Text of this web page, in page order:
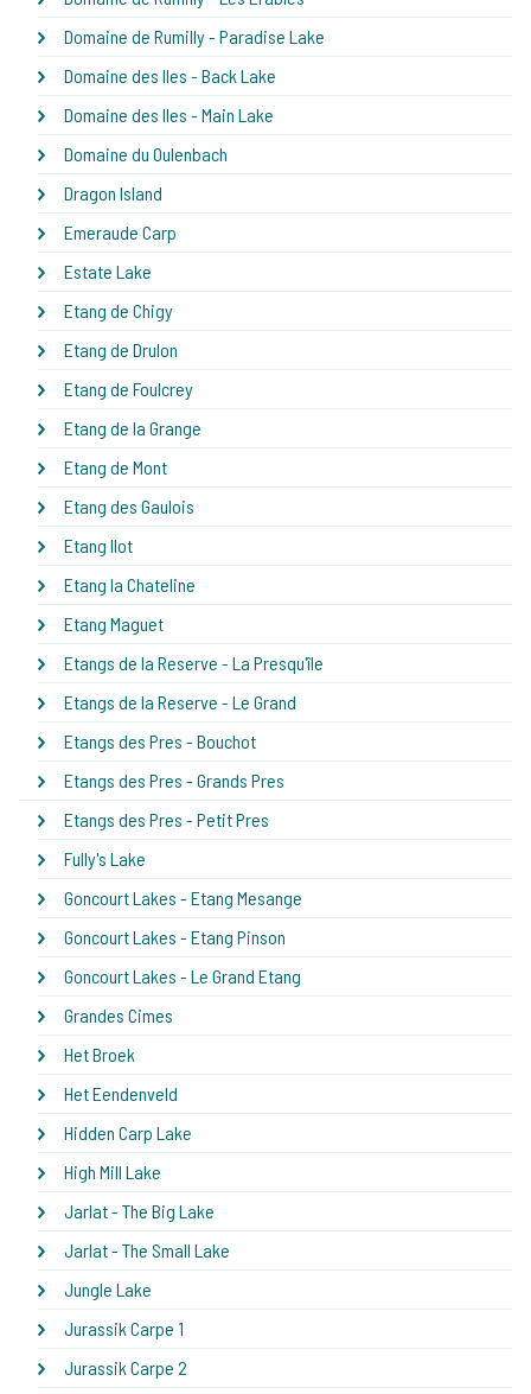
Domaine de Rumilly - Paradise Lake
Domaine des Iles - Back Lake
Domaine des Iles - Main Lake
Domaine du Oulenbach
Dragon Island
Emeraude Carp
Estate Lake
Etang de Chigy
Etang de Drulon
Etang de Foulcrey
Etang de la Grange
Etang de Mont
Etang des Gaulois
Etang Ilot
Etang la Chateline
Etang Maguet
Etangs de la Reserve - La Presqu'île
Etangs de la Reserve - Le Grand
Etangs des Pres - Bouchot
Etangs des Pres - Grands Pres
Etangs des Pres - Petit Pres
Fully's Lake
Goncourt Lakes - Etang Mesange
Goncourt Lakes - Etang Pinson
Goncourt Lakes - Le Grand Etang
Grandes Cimes
Het Broek
Het Eendenveld
Hidden Carp Lake
High Mill Lake
Jarlat - The Big Lake
Jarlat - The Small Lake
Jungle Lake
Jurassik Carpe 1
Jurassik Carpe 2